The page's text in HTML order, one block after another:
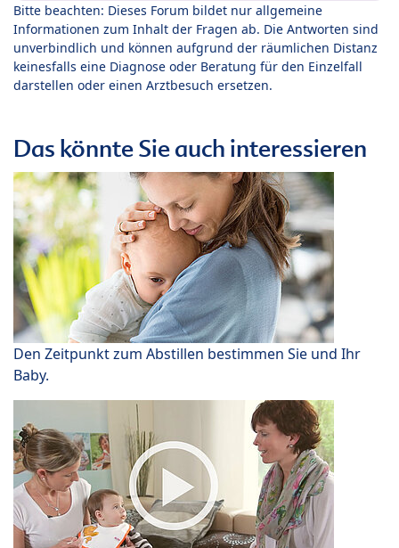
Bitte beachten: Dieses Forum bildet nur allgemeine
Informationen zum Inhalt der Fragen ab. Die Antworten sind
unverbindlich und können aufgrund der räumlichen Distanz
keinesfalls eine Diagnose oder Beratung für den Einzelfall
darstellen oder einen Arztbesuch ersetzen.
Das könnte Sie auch interessieren
Den Zeitpunkt zum Abstillen bestimmen Sie und Ihr
Baby.